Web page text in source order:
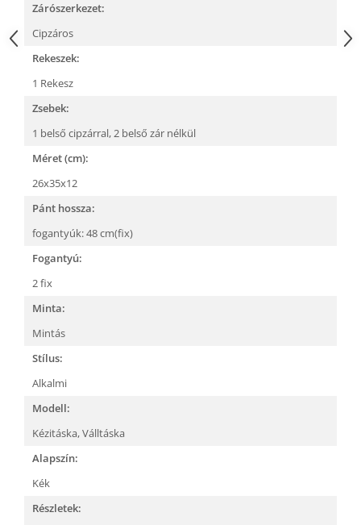
Zárószerkezet:
Cipzáros
Rekeszek:
1 Rekesz
Zsebek:
1 belső cipzárral,2 belső zár nélkül
Méret (cm):
26x35x12
Pánt hossza:
fogantyúk: 48 cm(fix)
Fogantyú:
2 fix
Minta:
Mintás
Stílus:
Alkalmi
Modell:
Kézitáska,Válltáska
Alapszín:
Kék
Részletek: